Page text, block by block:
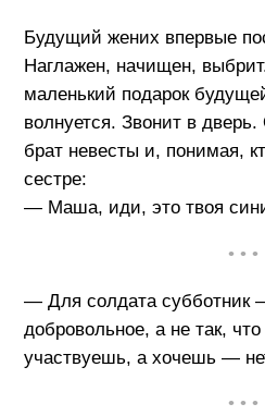
Будущий жених впервые
Наглажен, начищен,
маленький подарок
волнуется. Звонит в
брат невесты и, понимая,
сестре:
— Маша, иди, это твоя
• • •
— Для солдата субботник
добровольное, а не так,
участвуешь, а хочешь —
• • •